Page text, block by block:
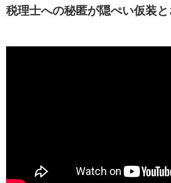
税理士への秘匿が隠ぺい仮装と